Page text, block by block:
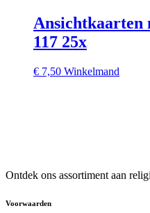
Ansichtkaarten
117 25x
€ 7,50 Winkelmand
Ontdek ons assortiment aan
Voorwaarden